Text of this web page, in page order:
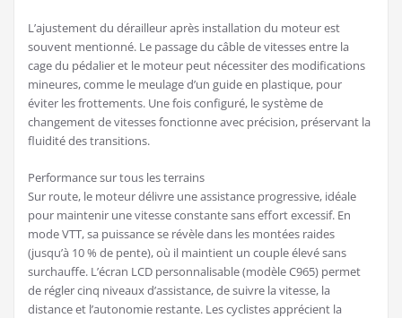
L’ajustement du dérailleur après installation du moteur est
souvent mentionné. Le passage du câble de vitesses entre la
cage du pédalier et le moteur peut nécessiter des modifications
mineures, comme le meulage d’un guide en plastique, pour
éviter les frottements. Une fois configuré, le système de
changement de vitesses fonctionne avec précision, préservant la
fluidité des transitions.
Performance sur tous les terrains
Sur route, le moteur délivre une assistance progressive, idéale
pour maintenir une vitesse constante sans effort excessif. En
mode VTT, sa puissance se révèle dans les montées raides
(jusqu’à 10 % de pente), où il maintient un couple élevé sans
surchauffe. L’écran LCD personnalisable (modèle C965) permet
de régler cinq niveaux d’assistance, de suivre la vitesse, la
distance et l’autonomie restante. Les cyclistes apprécient la